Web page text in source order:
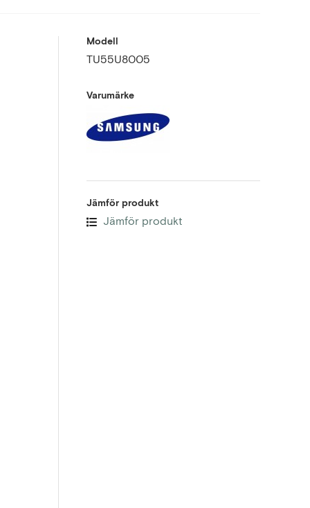
Modell
TU55U8005
Varumärke
Jämför produkt
Jämför produkt